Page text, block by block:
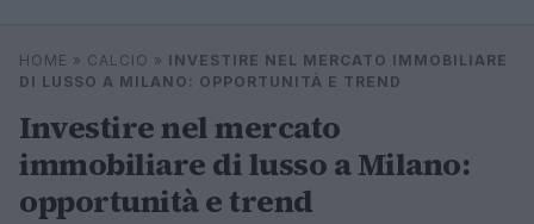
Cerca
⌕ ×
HOME » CALCIO » INVESTIRE NEL MERCATO IMMOBILIARE
DI LUSSO A MILANO: OPPORTUNITÀ E TREND
Investire nel mercato
immobiliare di lusso a Milano:
opportunità e trend